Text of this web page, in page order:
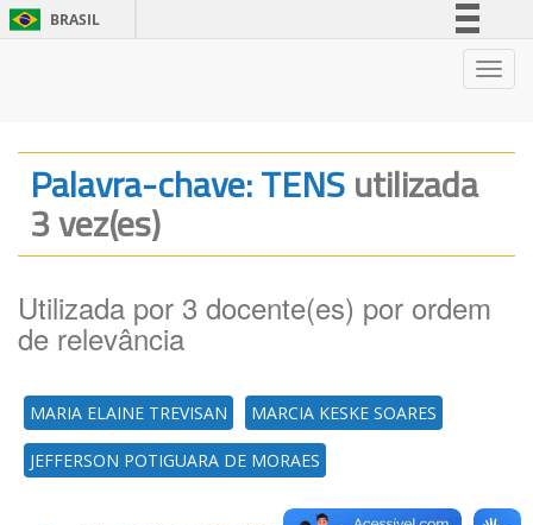
BRASIL
Legislação
Palavra-chave: TENSutilizada
3 vez(es)
Utilizada por 3 docente(es) por ordem
de relevância
MARIA ELAINE TREVISAN MARCIA KESKE SOARES
JEFFERSON POTIGUARA DE MORAES